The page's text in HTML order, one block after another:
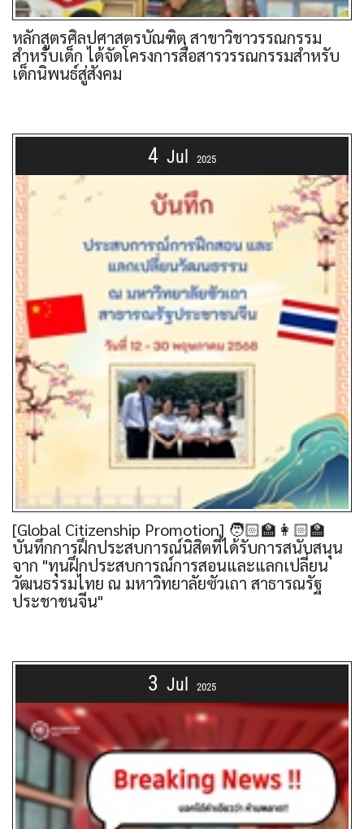
หลักสูตรศิลปศาสตรบัณฑิต สาขาวิชาวรรณกรรม
สำหรับเด็ก ได้จัดโครงการสื่อสารวรรณกรรมสำหรับ
เด็กนิพนธ์สู่สังคม
4 Jul 2025
[Global Citizenship Promotion] 🧑🏻‍🏫👩🏻‍🏫
บันทึกการฝึกประสบการณ์นิสิตที่ได้รับการสนับสนุน
จาก "ทุนฝึกประสบการณ์การสอนและแลกเปลี่ยน
วัฒนธรรมไทย ณ มหาวิทยาลัยซัวเถา สาธารณรัฐ
ประชาชนจีน"
3 Jul 2025